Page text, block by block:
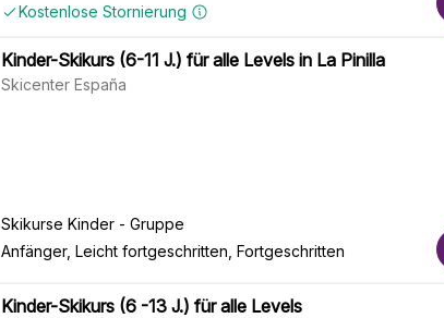
Kostenlose Stornierung
Kinder-Skikurs (6-11 J.) für alle Levels in La Pinilla
Skicenter España
Skikurse Kinder - Gruppe
Anfänger, Leicht fortgeschritten, Fortgeschritten
Kinder-Skikurs (6 -13 J.) für alle Levels